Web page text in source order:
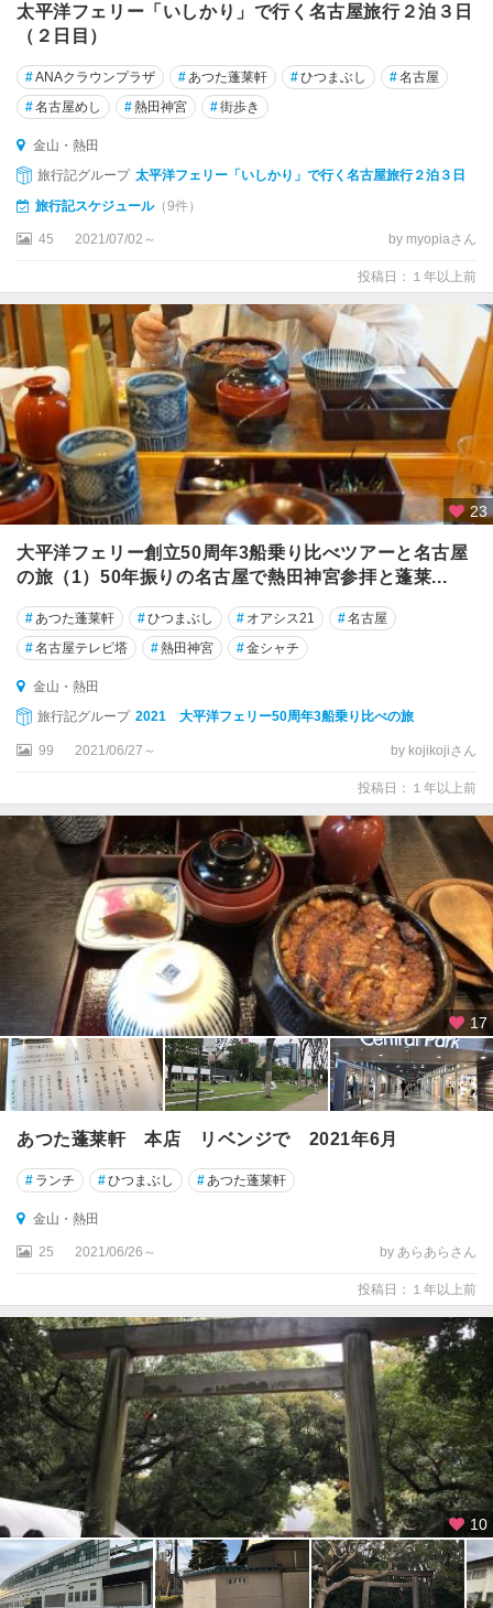
太平洋フェリー「いしかり」で行く名古屋旅行２泊３日
（２日目）
#ANAクラウンプラザ # あつた蓬莱軒 #ひつまぶし #名古屋
#名古屋めし #熱田神宮 #街歩き
金山・熱田
旅行記グループ 太平洋フェリー「いしかり」で行く名古屋旅行２泊３日
旅行記スケジュール（9件）
45 2021/07/02～ by myopiaさん
投稿日：１年以上前
23
大平洋フェリー創立50周年3船乗り比べツアーと名古屋
の旅（1）50年振りの名古屋で熱田神宮参拝と蓬莱...
#あつた蓬莱軒 #ひつまぶし # オアシス21 #名古屋
#名古屋テレビ塔 #熱田神宮 #金シャチ
金山・熱田
旅行記グループ 2021 大平洋フェリー50周年3船乗り比べの旅
99 2021/06/27～ by kojikojiさん
投稿日：１年以上前
17
あつた蓬莱軒 本店 リベンジで 2021年6月
# ランチ #ひつまぶし #あつた蓬莱軒
金山・熱田
25 2021/06/26～ by あらあらさん
投稿日：１年以上前
10